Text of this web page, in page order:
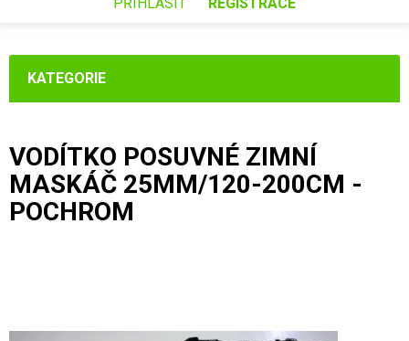
KATEGORIE
VODÍTKO POSUVNÉ ZIMNÍ
MASKÁČ 25MM/120-200CM -
POCHROM